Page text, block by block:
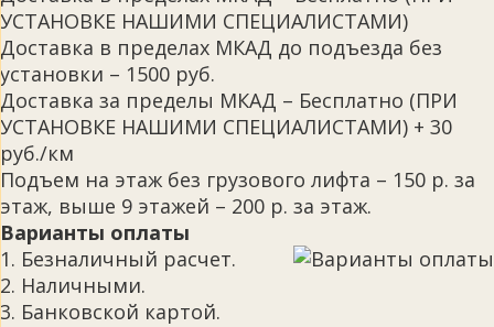
УСТАНОВКЕ НАШИМИ СПЕЦИАЛИСТАМИ)
Доставка в пределах МКАД до подъезда без
установки – 1500 руб.
Доставка за пределы МКАД – Бесплатно (ПРИ
УСТАНОВКЕ НАШИМИ СПЕЦИАЛИСТАМИ) + 30
руб./км
Подъем на этаж без грузового лифта – 150 р. за
этаж, выше 9 этажей – 200 р. за этаж.
Варианты оплаты
1. Безналичный расчет.
2. Наличными.
3. Банковской картой.